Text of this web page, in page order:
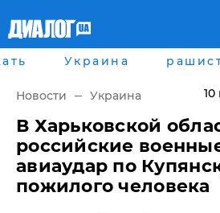
Главная
рассея
Мир
Беларусь
Военное обозрение
Наука и Техника
Экономика
Украина
Новости Украина
В Харьковской
российские
авиаудар по
пожилого человека